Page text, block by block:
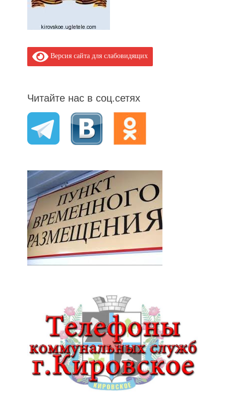
Версия сайта для слабовидящих
Читайте нас в соц.сетях